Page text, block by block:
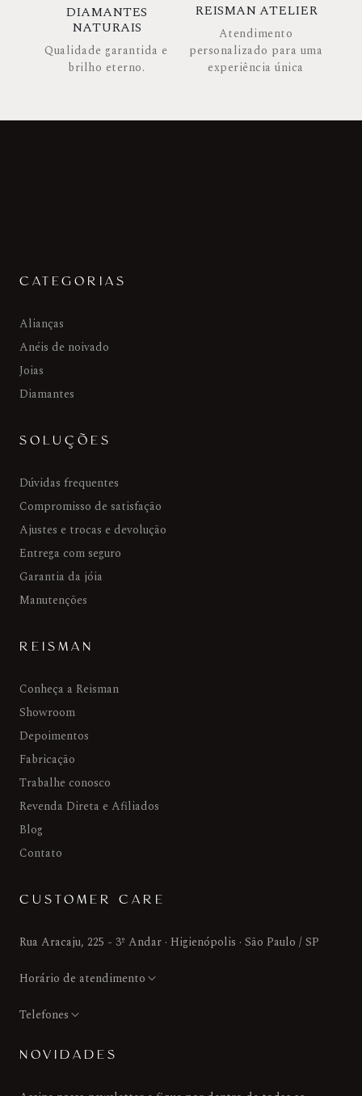
DIAMANTES
NATURAIS
Qualidade garantida e
brilho eterno.
REISMAN ATELIER
Atendimento
personalizado para uma
experiência única
CATEGORIAS
Alianças
Anéis de noivado
Joias
Diamantes
SOLUÇÕES
Dúvidas frequentes
Compromisso de satisfação
Ajustes e trocas e devolução
Entrega com seguro
Garantia da jóia
Manutenções
REISMAN
Conheça a Reisman
Showroom
Depoimentos
Fabricação
Trabalhe conosco
Revenda Direta e Afiliados
Blog
Contato
CUSTOMER CARE
Rua Aracaju, 225 - 3º Andar · Higienópolis · São Paulo / SP
Horário de atendimento
Telefones
NOVIDADES